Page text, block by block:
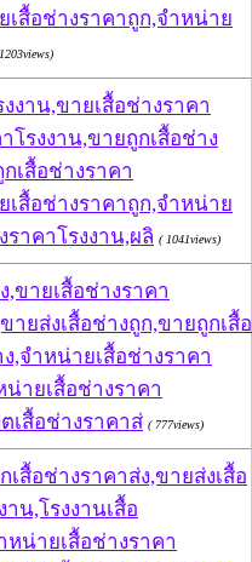
เสื้อช่างราคาถูก,จำหน่าย
งาน,ขายเสื้อช่างราคา
โรงงาน,ขายถูกเสื้อช่าง
เสื้อช่างราคา
เสื้อช่างราคาถูก,จำหน่าย
ราคาโรงงาน,ผลิ ( 1041views)
,ขายเสื้อช่างราคา
ายส่งเสื้อช่างถูก,ขายถูกเสื้อ
,จำหน่ายเสื้อช่างราคา
ายเสื้อช่างราคา
เสื้อช่างราคาส่ ( 777views)
สื้อช่างราคาส่ง,ขายส่งเสื้อ
น,โรงงานเสื้อ
หน่ายเสื้อช่างราคา